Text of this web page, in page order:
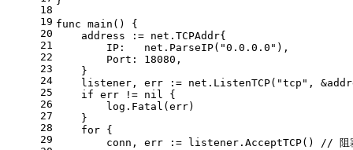
18
19
20
21
22
23
24
25
26
27
28
29
func main ()
{
    address := net.TCPAddr{
        IP:   net.ParseIP(
"0.0.0.0" ),
        Port:
18080 ,
    }
    listener, err := net.ListenTCP(
"tcp" ,
if err != nil {
        log.Fatal(err)
    }
for {
        conn, err := listener.AcceptTCP()
// 阻